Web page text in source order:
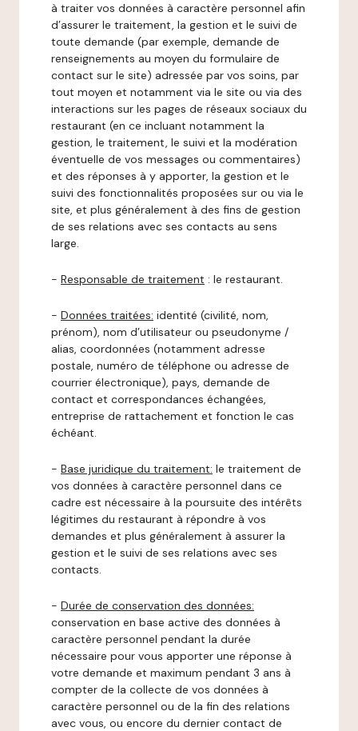
à traiter vos données à caractère personnel afin
d’assurer le traitement, la gestion et le suivi de
toute demande (par exemple, demande de
renseignements au moyen du formulaire de
contact sur le site) adressée par vos soins, par
tout moyen et notamment via le site ou via des
interactions sur les pages de réseaux sociaux du
restaurant (en ce incluant notamment la
gestion, le traitement, le suivi et la modération
éventuelle de vos messages ou commentaires)
et des réponses à y apporter, la gestion et le
suivi des fonctionnalités proposées sur ou via le
site, et plus généralement à des fins de gestion
de ses relations avec ses contacts au sens
large.
- Responsable de traitement : le restaurant.
- Données traitées: identité (civilité, nom,
prénom), nom d’utilisateur ou pseudonyme /
alias, coordonnées (notamment adresse
postale, numéro de téléphone ou adresse de
courrier électronique), pays, demande de
contact et correspondances échangées,
entreprise de rattachement et fonction le cas
échéant.
- Base juridique du traitement: le traitement de
vos données à caractère personnel dans ce
cadre est nécessaire à la poursuite des intérêts
légitimes du restaurant à répondre à vos
demandes et plus généralement à assurer la
gestion et le suivi de ses relations avec ses
contacts.
- Durée de conservation des données:
conservation en base active des données à
caractère personnel pendant la durée
nécessaire pour vous apporter une réponse à
votre demande et maximum pendant 3 ans à
compter de la collecte de vos données à
caractère personnel ou de la fin des relations
avec vous, ou encore du dernier contact de